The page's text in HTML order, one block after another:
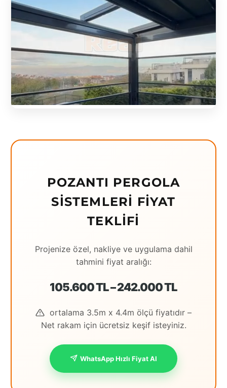
POZANTI PERGOLA
SISTEMLERI FIYAT
TEKLIFI
Projenize özel, nakliye ve uygulama dahil
tahmini fiyat aralığı:
105.600 TL – 242.000 TL
ortalama 3.5m x 4.4m ölçü fiyatıdır –
Net rakam için ücretsiz keşif isteyiniz.
WhatsApp Hızlı Fiyat Al
Bursa
Çanakkale
Çekya
Diyarbakır
Eching
Elazığ
Erzrum
Eskişehir
Houston
İstanbul
İstanbul
Avrupa